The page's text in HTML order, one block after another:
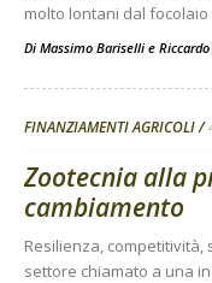
molto lontani dal focolaio
Di Massimo Bariselli e
FINANZIAMENTI AGRICOLI
Zootecnia alla
cambiamento
Resilienza,
settore chiamato a una